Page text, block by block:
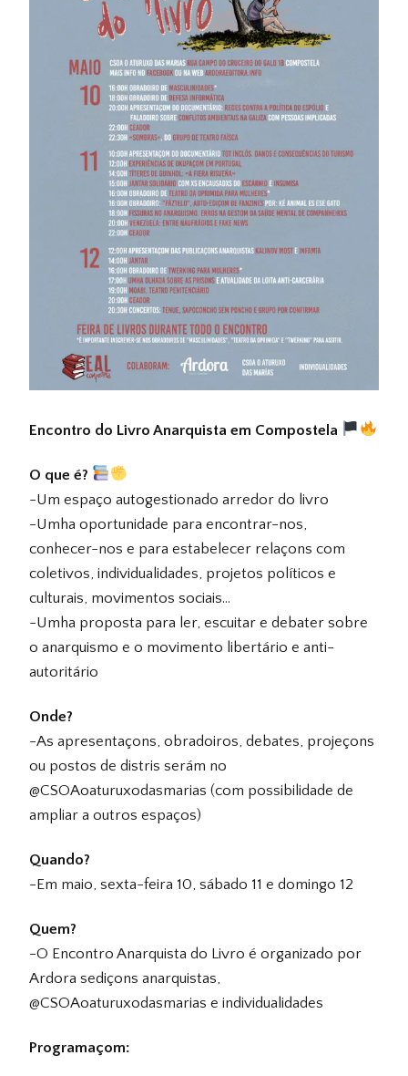
Encontro do Livro Anarquista em Compostela
O que é?
-Um espaço autogestionado arredor do livro
-Umha oportunidade para encontrar-nos,
conhecer-nos e para estabelecer relaçons com
coletivos, individualidades, projetos políticos e
culturais, movimentos sociais…
-Umha proposta para ler, escuitar e debater sobre
o anarquismo e o movimento libertário e anti-
autoritário
Onde?
-As apresentaçons, obradoiros, debates, projeçons
ou postos de distris serám no
@CSOAoaturuxodasmarias (com possibilidade de
ampliar a outros espaços)
Quando?
-Em maio, sexta-feira 10, sábado 11 e domingo 12
Quem?
-O Encontro Anarquista do Livro é organizado por
Ardora sediçons anarquistas,
@CSOAoaturuxodasmarias e individualidades
Programaçom: